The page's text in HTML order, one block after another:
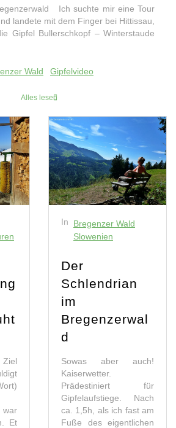
Ich suchte mir eine Tour
landete mit dem Finger bei Hittissau,
Gipfel Bullerschkopf – Winterstaude
Wald Gipfelvideo
Alles lesen
Et
In
Bregenzer Wald
Slowenien
Der
Schlendrian
im
Bregenzerwal
d
Sowas aber auch!
Kaiserwetter.
Prädestiniert für
Gipfelaufstiege. Nach
ca. 1,5h, als ich fast am
Fuße des eigentlichen